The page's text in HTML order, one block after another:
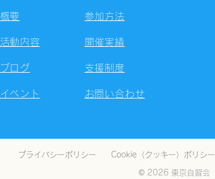
概要
活動内容
ブログ
イベント
参加方法
開催実績
支援制度
お問い合わせ
プライバシーポリシー Cookie（クッキー）ポリシー
© 2026 東京自習会